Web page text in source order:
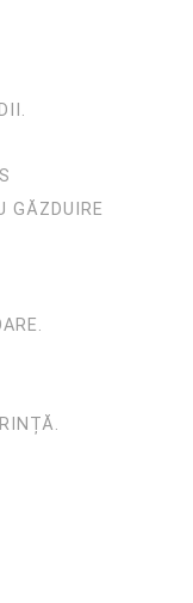
GĂZDUIRE